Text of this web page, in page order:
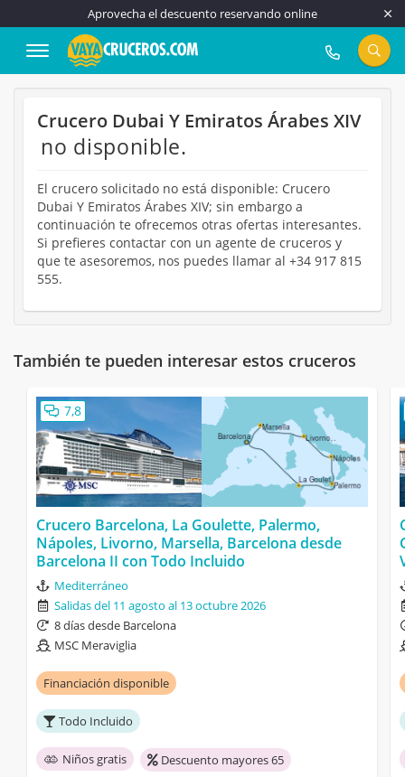
Aprovecha el descuento reservando online
917 815 555
Crucero Dubai Y Emiratos Árabes XIV
no disponible.
El crucero solicitado no está disponible: Crucero
Dubai Y Emiratos Árabes XIV; sin embargo a
continuación te ofrecemos otras ofertas interesantes.
Si prefieres contactar con un agente de cruceros y
que te asesoremos, nos puedes llamar al +34 917 815
555.
También te pueden interesar estos cruceros
7,8
Crucero Barcelona, La Goulette, Palermo,
Nápoles, Livorno, Marsella, Barcelona desde
Barcelona II con Todo Incluido
Mediterráneo
Salidas del 11 agosto al 13 octubre 2026
8 días desde Barcelona
MSC Meraviglia
Financiación disponible
Todo Incluido
Niños gratis
Descuento mayores 65